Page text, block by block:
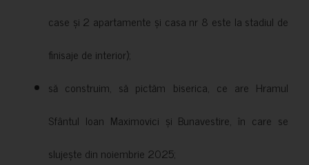
case și 2 apartamente și casa nr 8 este la stadiul de
finisaje de interior);
să construim, să pictăm biserica, ce are Hramul
Sfântul Ioan Maximovici și Bunavestire, în care se
slujește din noiembrie 2025;